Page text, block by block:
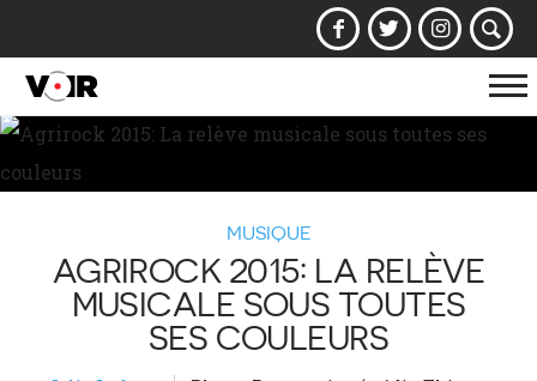
la
MUSIQUE
AGRIROCK 2015: LA RELÈVE
MUSICALE SOUS TOUTES
SES COULEURS